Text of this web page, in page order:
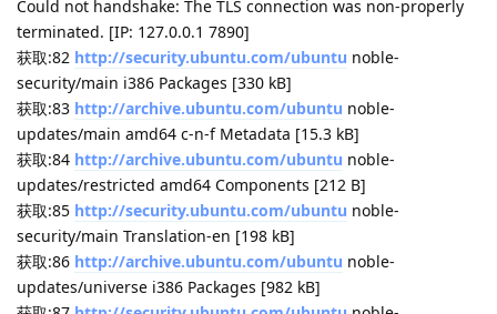
updates/universe amd64 Packages [1,485 kB]
错误:41https://apt.0xe.meall InRelease
下列签名无效： EXPKEYSIG 3C39B32FF09A23E3 Ethan Smith
ethan@ethanhs.me
获取:44 http://ddebs.ubuntu.comnoble-updates/main
amd64 Packages [398 kB]
获取:45 https://mirrors.tuna.tsinghua.edu.cn/ubuntu
updates/universe i386 Packages [982 kB]
获取:46 https://mirrors.tuna.tsinghua.edu.cn/ubuntu
updates/universe Translation-en [299 kB]
获取:47 https://mirrors.tuna.tsinghua.edu.cn/ubuntu
updates/universe amd64 Components [378 kB]